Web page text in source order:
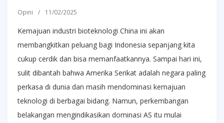
Opini / 11/02/2025
Kemajuan industri bioteknologi China ini akan
membangkitkan peluang bagi Indonesia sepanjang kita
cukup cerdik dan bisa memanfaatkannya. Sampai hari ini,
sulit dibantah bahwa Amerika Serikat adalah negara paling
perkasa di dunia dan masih mendominasi kemajuan
teknologi di berbagai bidang. Namun, perkembangan
belakangan mengindikasikan dominasi AS itu mulai